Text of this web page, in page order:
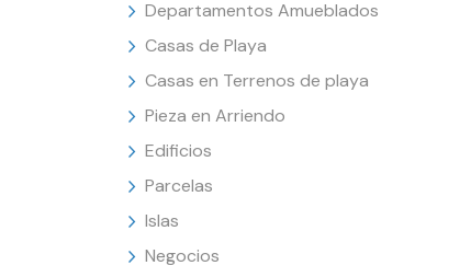
Departamentos Amueblados
Casas de Playa
Casas en Terrenos de playa
Pieza en Arriendo
Edificios
Parcelas
Islas
Negocios